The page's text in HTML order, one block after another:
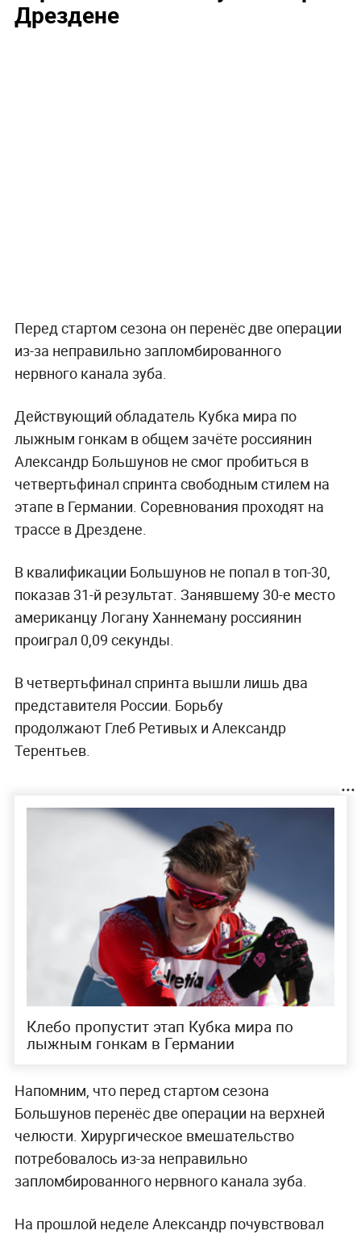
Дрездене
Перед стартом сезона он перенёс две операции
из-за неправильно запломбированного
нервного канала зуба.
Действующий обладатель Кубка мира по
лыжным гонкам в общем зачёте россиянин
Александр Большунов не смог пробиться в
четвертьфинал спринта свободным стилем на
этапе в Германии. Соревнования проходят на
трассе в Дрездене.
В квалификации Большунов не попал в топ-30,
показав 31-й результат. Занявшему 30-е место
американцу Логану Ханнеману россиянин
проиграл 0,09 секунды.
В четвертьфинал спринта вышли лишь два
представителя России. Борьбу
продолжают Глеб Ретивых и Александр
Терентьев.
Клебо пропустит этап Кубка мира по
лыжным гонкам в Германии
Напомним, что перед стартом сезона
Большунов перенёс две операции на верхней
челюсти. Хирургическое вмешательство
потребовалось из-за неправильно
запломбированного нервного канала зуба.
На прошлой неделе Александр почувствовал